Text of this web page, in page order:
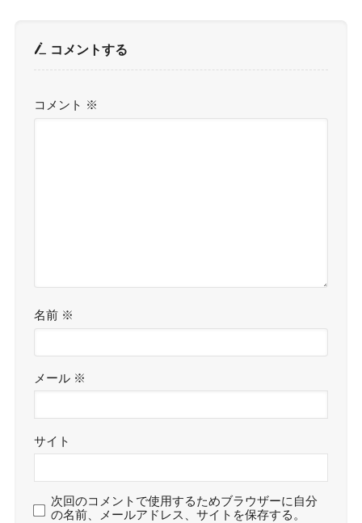
コメントする
コメント ※
名前 ※
メール ※
サイト
次回のコメントで使用するためブラウザーに自分
の名前、メールアドレス、サイトを保存する。